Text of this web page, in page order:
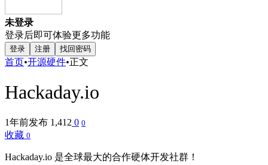
未登录
登录后即可体验更多功能
登录 注册 找回密码
首页•开源硬件•正文
Hackaday.io
1年前发布 1,412 0 0
收藏 0
Hackaday.io 是全球最大的合作硬体开发社群！